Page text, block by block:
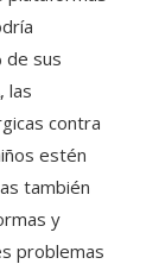
de sus
las
contra
estén
también
y
problemas